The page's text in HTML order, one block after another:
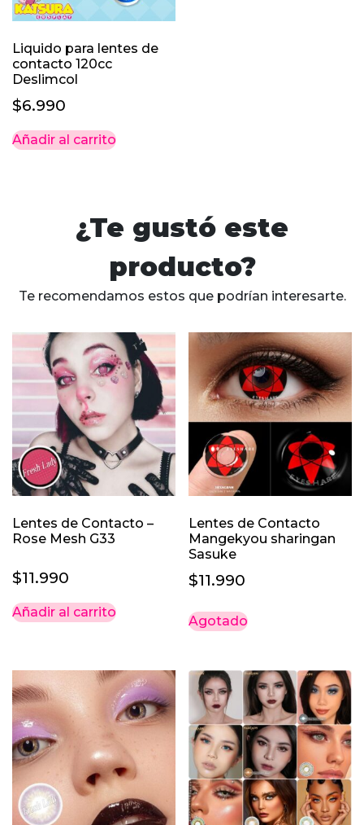
Liquido para lentes de
contacto 120cc
Deslimcol
$6.990
Añadir al carrito
¿Te gustó este
producto?
Te recomendamos estos que podrían interesarte.
Lentes de Contacto –
Rose Mesh G33
$11.990
Añadir al carrito
Lentes de Contacto
Mangekyou sharingan
Sasuke
$11.990
Agotado